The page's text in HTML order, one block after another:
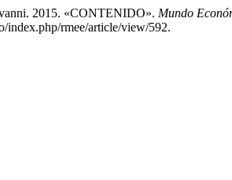
2015. «CONTENIDO». Mundo
index.php/rmee/article/view/592.